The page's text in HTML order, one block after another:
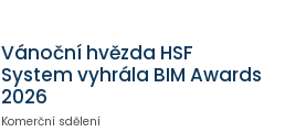
Vánoční hvězda HSF
System vyhrála BIM Awards
2026
Komerční sdělení